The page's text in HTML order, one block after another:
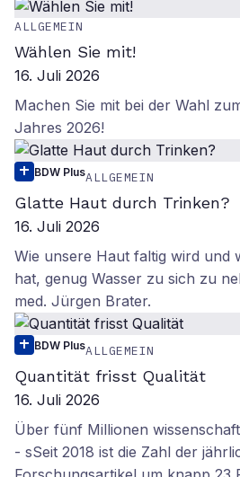
ALLGEMEIN
Wählen Sie mit!
16. Juli 2026
Machen Sie mit bei der Wahl
Jahres 2026!
BDW PlusALLGEMEIN
Glatte Haut durch Trinken?
16. Juli 2026
Wie unsere Haut faltig wird und
hat, genug Wasser zu sich zu
med. Jürgen Brater.
BDW PlusALLGEMEIN
Quantität frisst Qualität
16. Juli 2026
Über fünf Millionen
- sSeit 2018 ist die Zahl der